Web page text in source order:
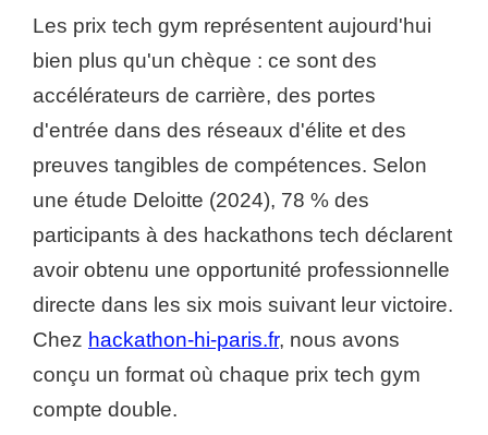
Les prix tech gym représentent aujourd'hui
bien plus qu'un chèque : ce sont des
accélérateurs de carrière, des portes
d'entrée dans des réseaux d'élite et des
preuves tangibles de compétences. Selon
une étude Deloitte (2024), 78 % des
participants à des hackathons tech déclarent
avoir obtenu une opportunité professionnelle
directe dans les six mois suivant leur victoire.
Chez hackathon-hi-paris.fr, nous avons
conçu un format où chaque prix tech gym
compte double.